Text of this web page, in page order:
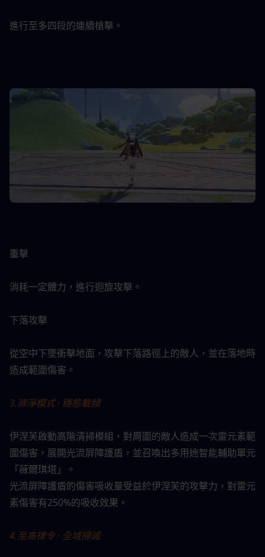
進行至多四段的連續槍擊。
重擊
消耗一定體力，進行迴旋攻擊。
下落攻擊
從空中下墜衝擊地面，攻擊下落路徑上的敵人，並在落地時
造成範圍傷害。
3.滌淨模式 · 穩態載頻
伊涅芙啟動高階清掃模組，對周圍的敵人造成一次雷元素範
圍傷害，展開光流屏障護盾，並召喚出多用途智能輔助單元
「薇爾琪塔」。
光流屏障護盾的傷害吸收量受益於伊涅芙的攻擊力，對雷元
素傷害有250%的吸收效果。
4.至高律令 · 全域掃滅